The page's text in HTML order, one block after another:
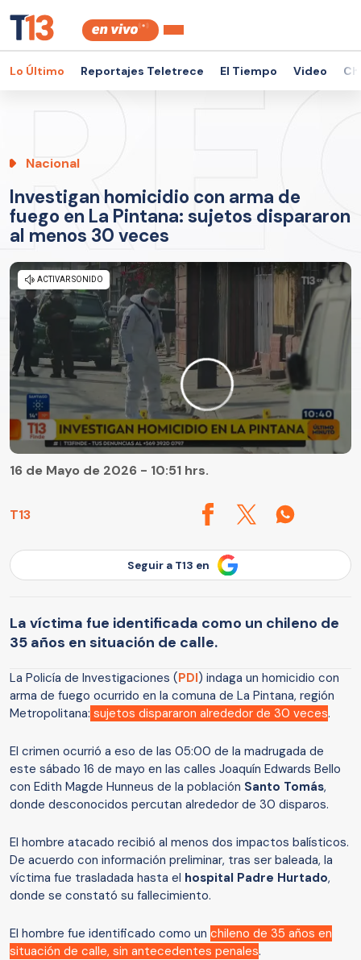
Lo Último Reportajes Teletrece El Tiempo Video
Nacional
Investigan homicidio con arma de
fuego en La Pintana: sujetos dispararon
al menos 30 veces
T13
16 de Mayo de 2026 - 10:51 hrs.
Seguir a T13 en
La víctima fue identificada como un chileno de
35 años en situación de calle.
La Policía de Investigaciones (PDI) indaga un homicidio con
arma de fuego ocurrido en la comuna de La Pintana, región
Metropolitana: sujetos dispararon alrededor de 30 veces.
El crimen ocurrió a eso de las 05:00 de la madrugada de
este sábado 16 de mayo en las calles Joaquín Edwards Bello
con Edith Magde Hunneus de la población Santo Tomás,
donde desconocidos percutan alrededor de 30 disparos.
El hombre atacado recibió al menos dos impactos balísticos.
De acuerdo con información preliminar, tras ser baleada, la
víctima fue trasladada hasta el hospital Padre Hurtado,
donde se constató su fallecimiento.
El hombre fue identificado como un chileno de 35 años en
situación de calle, sin antecedentes penales.